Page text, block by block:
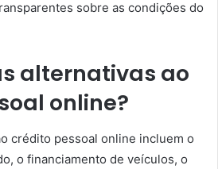
sobre as condições do
alternativas ao
online?
crédito pessoal online incluem o
o financiamento de veículos, o